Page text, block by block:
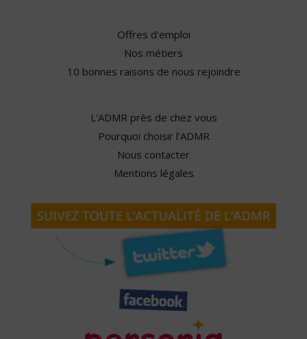
Offres d'emploi
Nos métiers
10 bonnes raisons de nous rejoindre
L'ADMR près de chez vous
Pourquoi choisir l'ADMR
Nous contacter
Mentions légales